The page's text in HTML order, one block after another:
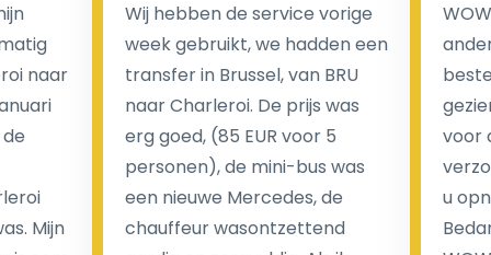
Een van de meest aantrekkelijke voordelen van
luchthaventaxi's is een vast tarief voor uw rit. In
tegenstelling tot traditionele taxi's met taxameter
brengen wij u geen extra kosten in rekening voor de
We hebben geen ophaaltarief of extra kosten voor
wachttijd als uw vlucht vertraging heeft.
naar
Mijn
Wij hebben de service vorige
week gebruikt, we hadden een
transfer in Brussel, van BRU
naar Charleroi. De prijs was
erg goed, (85 EUR voor 5
personen), de mini-bus was
een nieuwe Mercedes, de
chauffeur wasontzettend
voor
u